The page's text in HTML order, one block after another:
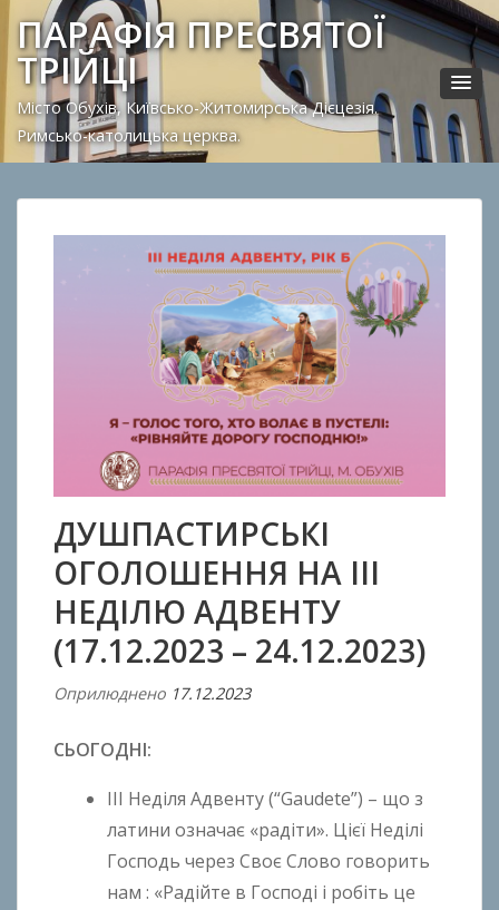
ПАРАФІЯ ПРЕСВЯТОЇ
ТРІЙЦІ
Місто Обухів, Київсько-Житомирська Дієцезія.
Римсько-католицька церква.
ДУШПАСТИРСЬКІ
ОГОЛОШЕННЯ НА ІІІ
НЕДІЛЮ АДВЕНТУ
(17.12.2023 – 24.12.2023)
Оприлюднено 17.12.2023В
n
t
o
n
СЬОГОДНІ:
ІІІ Неділя Адвенту (“Gaudete”) – що з
латини означає «радіти». Цієї Неділі
Господь через Своє Слово говорить
нам : «Радійте в Господі і робіть це